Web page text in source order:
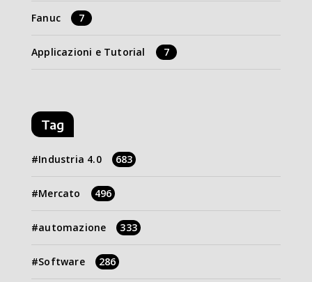
Fanuc 7
Applicazioni e Tutorial 7
Tag
Industria 4.0 683
Mercato 496
automazione 333
Software 286